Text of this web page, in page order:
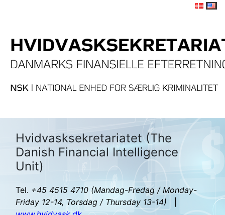
Hvidvasksekretariatet (The
Danish Financial Intelligence
Unit)
Tel. +45 4515 4710 (Mandag-Fredag / Monday-
Friday 12-14, Torsdag / Thursday 13-14)